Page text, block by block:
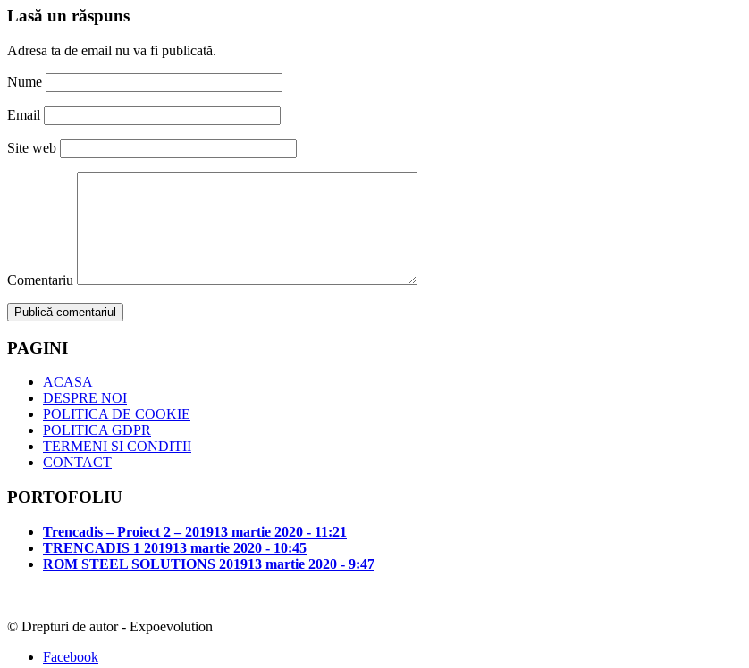
Lasă un răspuns
Adresa ta de email nu va fi publicată.
Nume
Email
Site web
Comentariu
PAGINI
ACASA
DESPRE NOI
POLITICA DE COOKIE
POLITICA GDPR
TERMENI SI CONDITII
CONTACT
PORTOFOLIU
Trencadis – Proiect 2 – 201913 martie 2020 - 11:21
TRENCADIS 1 201913 martie 2020 - 10:45
ROM STEEL SOLUTIONS 201913 martie 2020 - 9:47
© Drepturi de autor - Expoevolution
Facebook